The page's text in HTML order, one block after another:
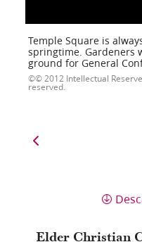
Temple Square is
springtime. Gardeners
ground for General
© 2012 Intellectual
reserved.
Elder Christian